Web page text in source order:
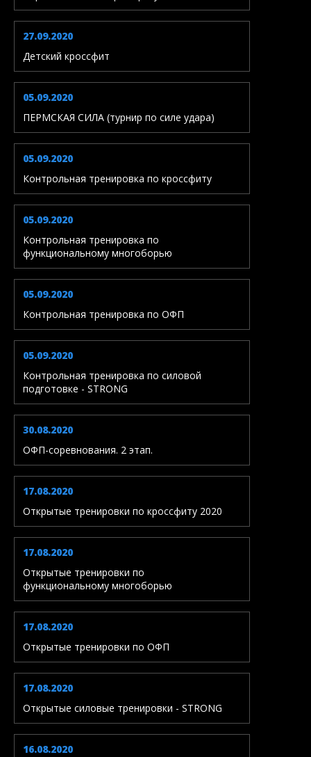
27.09.2020
Детский кроссфит
05.09.2020
ПЕРМСКАЯ СИЛА (турнир по силе удара)
05.09.2020
Контрольная тренировка по кроссфиту
05.09.2020
Контрольная тренировка по
функциональному многоборью
05.09.2020
Контрольная тренировка по ОФП
05.09.2020
Контрольная тренировка по силовой
подготовке - STRONG
30.08.2020
ОФП-соревнования. 2 этап.
17.08.2020
Открытые тренировки по кроссфиту 2020
17.08.2020
Открытые тренировки по
функциональному многоборью
17.08.2020
Открытые тренировки по ОФП
17.08.2020
Открытые силовые тренировки - STRONG
16.08.2020